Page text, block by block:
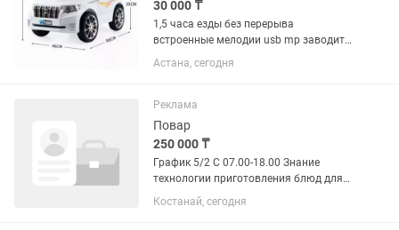
30 000 ₸
1,5 часа езды без перерыва
встроенные мелодии usb mp заводится
с кнопки фары светятся управление
смартфоном автомобиль качается
управления
Астана, сегодня
Реклама
Повар
250 000 ₸
График 5/2 С 07.00-18.00 Знание
технологии приготовления блюд для
детского питания. Знание санитарных
норм и правил (СанПиН), требований к
Костанай, сегодня